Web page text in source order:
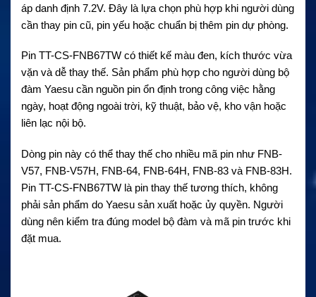
áp danh định 7.2V. Đây là lựa chọn phù hợp khi người dùng
cần thay pin cũ, pin yếu hoặc chuẩn bị thêm pin dự phòng.
Pin TT-CS-FNB67TW có thiết kế màu đen, kích thước vừa
vặn và dễ thay thế. Sản phẩm phù hợp cho người dùng bộ
đàm Yaesu cần nguồn pin ổn định trong công việc hằng
ngày, hoạt động ngoài trời, kỹ thuật, bảo vệ, kho vận hoặc
liên lạc nội bộ.
Dòng pin này có thể thay thế cho nhiều mã pin như FNB-
V57, FNB-V57H, FNB-64, FNB-64H, FNB-83 và FNB-83H.
Pin TT-CS-FNB67TW là pin thay thế tương thích, không
phải sản phẩm do Yaesu sản xuất hoặc ủy quyền. Người
dùng nên kiểm tra đúng model bộ đàm và mã pin trước khi
đặt mua.